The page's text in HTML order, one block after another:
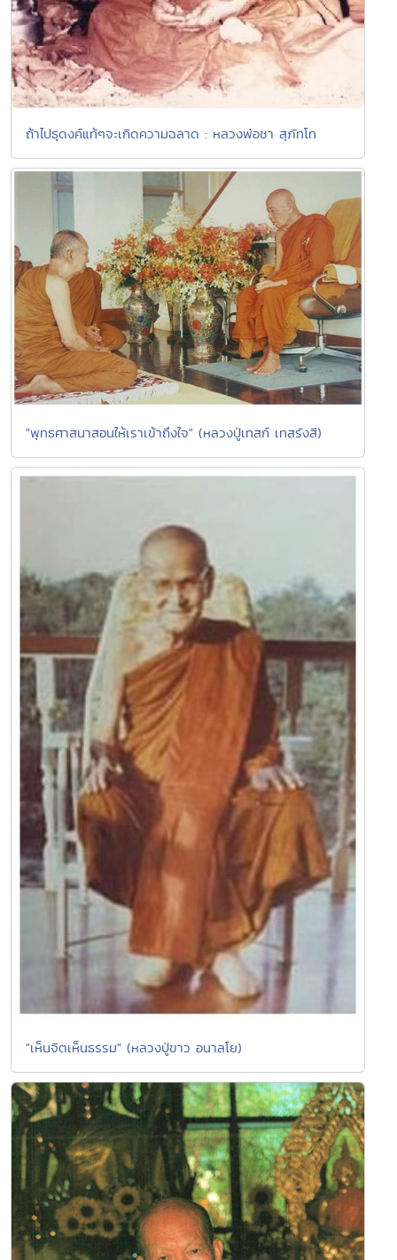
ถ้าไปธุดงค์แท้ๆจะเกิดความฉลาด : หลวงพ่อชา สุภัทโท
"พุทธศาสนาสอนให้เราเข้าถึงใจ" (หลวงปู่เทสก์ เทสรังสี)
"เห็นจิตเห็นธรรม" (หลวงปู่ขาว อนาลโย)